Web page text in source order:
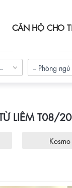
CĂN HỘ CHO
-- Phòng ngủ
LIÊM T08/